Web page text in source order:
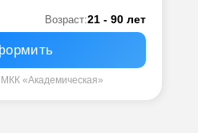
Возраст:21 - 90 лет
«Академическая»